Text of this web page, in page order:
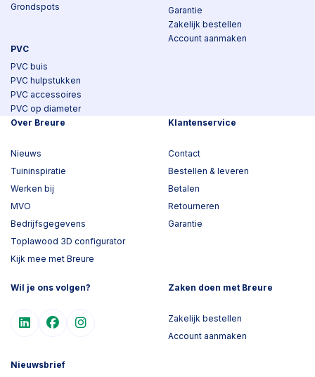
Grondspots
PVC
PVC buis
PVC hulpstukken
PVC accessoires
PVC op diameter
Garantie
Zakelijk bestellen
Account aanmaken
Over Breure
Nieuws
Tuininspiratie
Werken bij
MVO
Bedrijfsgegevens
Toplawood 3D configurator
Kijk mee met Breure
Klantenservice
Contact
Bestellen & leveren
Betalen
Retourneren
Garantie
Wil je ons volgen? Zaken doen met Breure
Zakelijk bestellen
Account aanmaken
Nieuwsbrief